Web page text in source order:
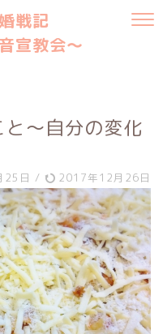
戦記
宣教会〜
〜自分の変化
25日 / 2017年12月26日